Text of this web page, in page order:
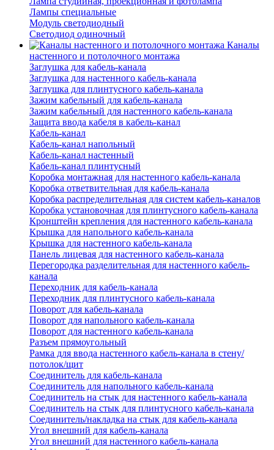
Лампы специальные
Модуль светодиодный
Светодиод одиночный
Каналы
настенного и потолочного монтажа
Заглушка для кабель-канала
Заглушка для настенного кабель-канала
Заглушка для плинтусного кабель-канала
Зажим кабельный для кабель-канала
Зажим кабельный для настенного кабель-канала
Защита ввода кабеля в кабель-канал
Кабель-канал
Кабель-канал напольный
Кабель-канал настенный
Кабель-канал плинтусный
Коробка монтажная для настенного кабель-канала
Коробка ответвительная для кабель-канала
Коробка распределительная для систем кабель-каналов
Коробка установочная для плинтусного кабель-канала
Кронштейн крепления для настенного кабель-канала
Крышка для напольного кабель-канала
Крышка для настенного кабель-канала
Панель лицевая для настенного кабель-канала
Перегородка разделительная для настенного кабель-
канала
Переходник для кабель-канала
Переходник для плинтусного кабель-канала
Поворот для кабель-канала
Поворот для напольного кабель-канала
Поворот для настенного кабель-канала
Разъем прямоугольный
Рамка для ввода настенного кабель-канала в стену/
потолок/щит
Соединитель для кабель-канала
Соединитель для напольного кабель-канала
Соединитель на стык для настенного кабель-канала
Соединитель на стык для плинтусного кабель-канала
Соединитель/накладка на стык для кабель-канала
Угол внешний для кабель-канала
Угол внешний для настенного кабель-канала